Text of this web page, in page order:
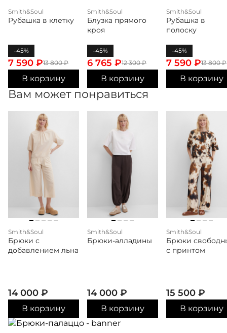
Smith&Soul
Рубашка в клетку
-45%
13 800₽
7 590 ₽
В корзину
Smith&Soul
Блузка прямого
кроя
-45%
12 300₽
6 765 ₽
В корзину
Smith&Soul
Рубашка в
полоску
-45%
13 800₽
7 590 ₽
В корзину
Вам может понравиться
Smith&Soul
Брюки с
добавлением льна
14 000 ₽
В корзину
Smith&Soul
Брюки-алладины
14 000 ₽
В корзину
Smith&Soul
Брюки
с принтом
15 500 ₽
В корзину